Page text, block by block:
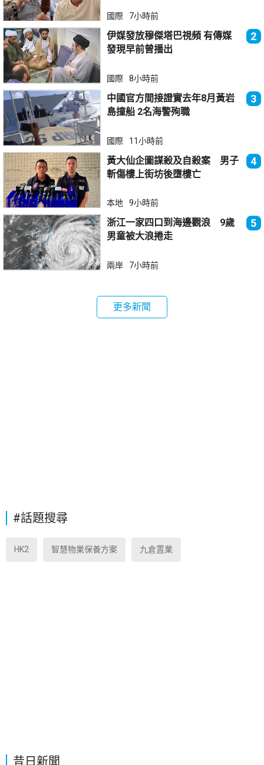
昔日新聞
國際 7小時前
伊媒發放穆傑塔巴視頻 有傳媒
發現早前曾播出
2
國際 8小時前
中國官方間接證實去年8月黃岩
島撞船 2名海警殉職
3
國際 11小時前
黃大仙企圖謀殺及自殺案 男子
斬傷樓上街坊後墮樓亡
4
本地 9小時前
浙江一家四口到海邊觀浪 9歲
男童被大浪捲走
5
兩岸 7小時前
更多新聞
#話題搜尋
HK2 智慧物業保養方案 九倉置業